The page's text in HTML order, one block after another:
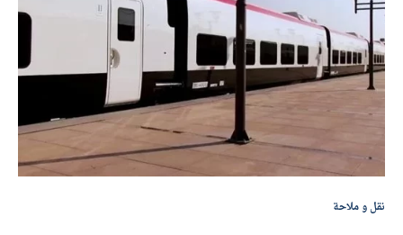
نقل و ملاحة